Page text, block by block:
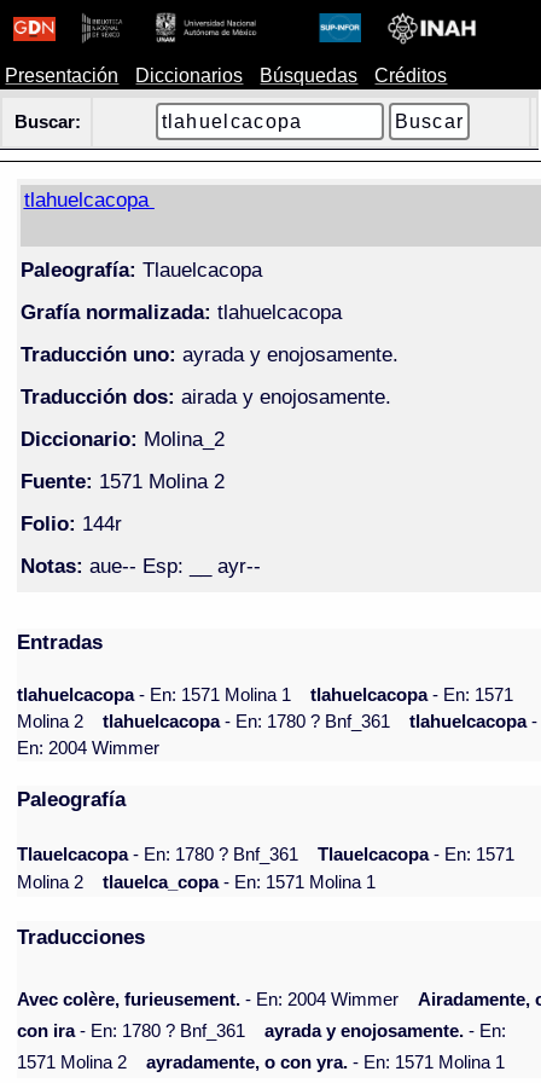
Presentación Diccionarios Búsquedas Créditos
Buscar:
tlahuelcacopa
Paleografía: Tlauelcacopa
Grafía normalizada: tlahuelcacopa
Traducción uno: ayrada y enojosamente.
Traducción dos: airada y enojosamente.
Diccionario: Molina_2
Fuente: 1571 Molina 2
Folio: 144r
Notas: aue-- Esp: __ ayr--
Entradas
tlahuelcacopa- En: 1571 Molina 1 tlahuelcacopa- En: 1571
Molina 2
tlahuelcacopa- En: 1780 ? Bnf_361 tlahuelcacopa-
En: 2004 Wimmer
Paleografía
Tlauelcacopa- En: 1780 ? Bnf_361 Tlauelcacopa- En: 1571
Molina 2
tlauelca_copa- En: 1571 Molina 1
Traducciones
Avec colère, furieusement. - En: 2004 Wimmer
Airadamente,
con ira- En: 1780 ? Bnf_361 ayrada y enojosamente. - En:
1571 Molina 2
ayradamente, o con yra. - En: 1571 Molina 1